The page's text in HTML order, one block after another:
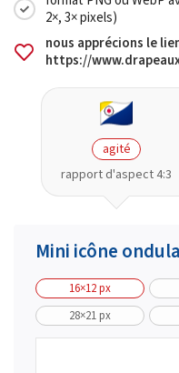
2×, 3× pixels)
nous apprécions le
https://
agité
rapport d'aspect 4:3
Mini icône
16×12 px
28×21 px